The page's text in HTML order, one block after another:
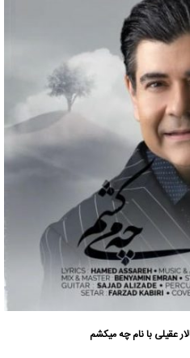
عقیلی با نام چه میکشم